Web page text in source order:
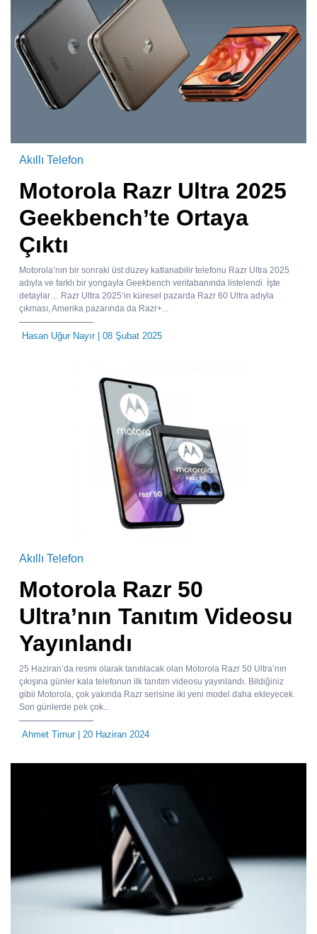
Akıllı Telefon
Motorola Razr Ultra 2025
Geekbench’te Ortaya
Çıktı
Motorola’nın bir sonraki üst düzey katlanabilir telefonu Razr Ultra 2025
adıyla ve farklı bir yongayla Geekbench veritabanında listelendi. İşte
detaylar… Razr Ultra 2025‘in küresel pazarda Razr 60 Ultra adıyla
çıkması, Amerika pazarında da Razr+...
Hasan Uğur Nayır| 08 Şubat 2025
Akıllı Telefon
Motorola Razr 50
Ultra’nın Tanıtım Videosu
Yayınlandı
25 Haziran’da resmi olarak tanıtılacak olan Motorola Razr 50 Ultra’nın
çıkışına günler kala telefonun ilk tanıtım videosu yayınlandı. Bildiğiniz
gibii Motorola, çok yakında Razr serisine iki yeni model daha ekleyecek.
Son günlerde pek çok...
Ahmet Timur| 20 Haziran 2024